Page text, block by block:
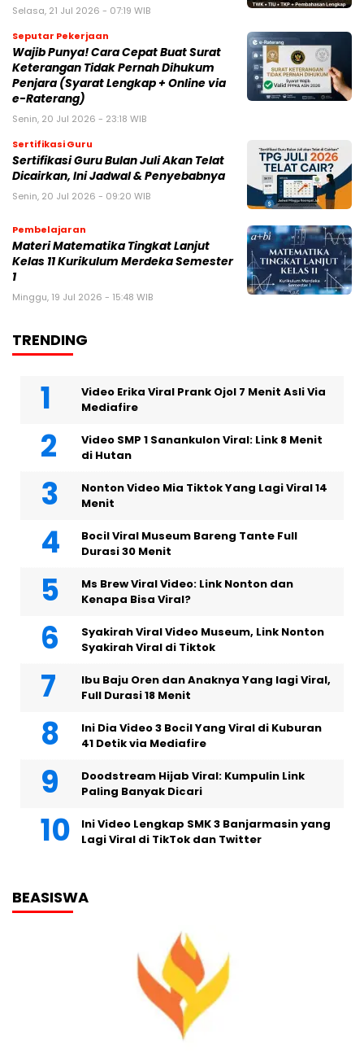
Selasa, 21 Jul 2026 - 07:19 WIB
Seputar Pekerjaan
Wajib Punya! Cara Cepat Buat Surat
Keterangan Tidak Pernah Dihukum
Penjara (Syarat Lengkap + Online via
e-Raterang)
Senin, 20 Jul 2026 - 23:18 WIB
Sertifikasi Guru
Sertifikasi Guru Bulan Juli Akan Telat
Dicairkan, Ini Jadwal & Penyebabnya
Senin, 20 Jul 2026 - 09:20 WIB
Pembelajaran
Materi Matematika Tingkat Lanjut
Kelas 11 Kurikulum Merdeka Semester
1
Minggu, 19 Jul 2026 - 15:48 WIB
TRENDING
Video Erika Viral Prank Ojol 7 Menit Asli Via
Mediafire
Video SMP 1 Sanankulon Viral: Link 8 Menit
di Hutan
Nonton Video Mia Tiktok Yang Lagi Viral 14
Menit
Bocil Viral Museum Bareng Tante Full
Durasi 30 Menit
Ms Brew Viral Video: Link Nonton dan
Kenapa Bisa Viral?
Syakirah Viral Video Museum, Link Nonton
Syakirah Viral di Tiktok
Ibu Baju Oren dan Anaknya Yang lagi Viral,
Full Durasi 18 Menit
Ini Dia Video 3 Bocil Yang Viral di Kuburan
41 Detik via Mediafire
Doodstream Hijab Viral: Kumpulin Link
Paling Banyak Dicari
Ini Video Lengkap SMK 3 Banjarmasin yang
Lagi Viral di TikTok dan Twitter
BEASISWA